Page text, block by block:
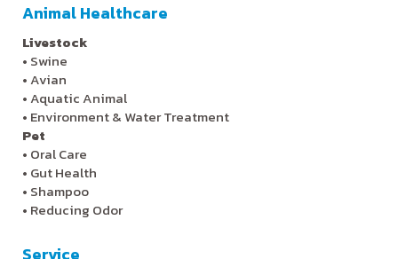
Animal Healthcare
Livestock
• Swine
•Avian
•Aquatic Animal
• Environment & Water Treatment
Pet
• Oral Care
• Gut Health
• Shampoo
• Reducing Odor